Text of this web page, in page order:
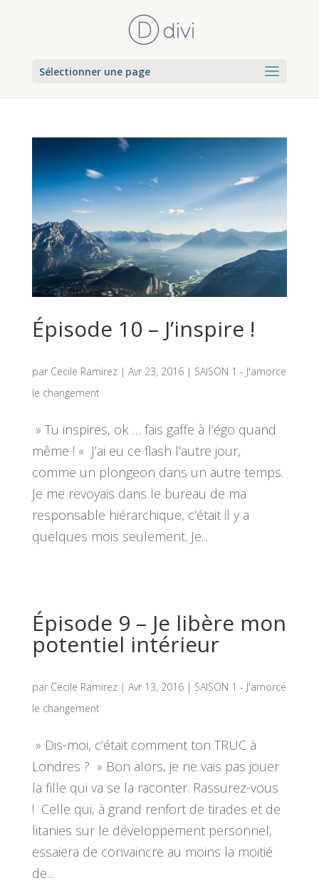
Sélectionner une page
Épisode 10 – J’inspire !
par Cecile Ramirez| Avr 23, 2016| SAISON 1 - J'amorce
le changement
» Tu inspires, ok … fais gaffe à l’égo quand
même ! « J’ai eu ce flash l’autre jour,
comme un plongeon dans un autre temps.
Je me revoyais dans le bureau de ma
responsable hiérarchique, c’était il y a
quelques mois seulement. Je...
Épisode 9 – Je libère mon
potentiel intérieur
par Cecile Ramirez| Avr 13, 2016| SAISON 1 - J'amorce
le changement
» Dis-moi, c’était comment ton TRUC à
Londres ? » Bon alors, je ne vais pas jouer
la fille qui va se la raconter. Rassurez-vous
! Celle qui, à grand renfort de tirades et de
litanies sur le développement personnel,
essaiera de convaincre au moins la moitié
de...